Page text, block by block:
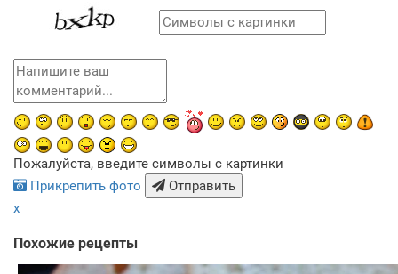
Пожалуйста, введите символы с картинки
Прикрепить фото
Отправить
x
Похожие рецепты